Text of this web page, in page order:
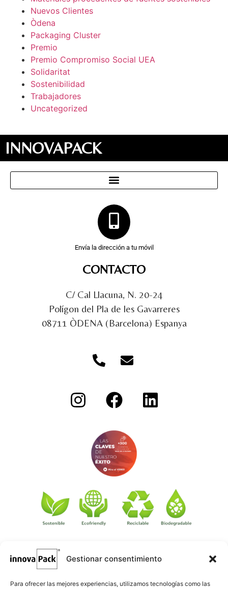
Gestionar consentimiento
Para ofrecer las mejores experiencias, utilizamos tecnologías como las
Nuevos Clientes
Òdena
Packaging Cluster
Premio
Premio Compromiso Social UEA
Solidaritat
Sostenibilidad
Trabajadores
Uncategorized
INNOVAPACK
Envía la dirección a tu móvil
CONTACTO
C/ Cal Llacuna, N. 20-24
Polígon del Pla de les Gavarreres
08711 ÒDENA (Barcelona) Espanya
©·Créditos: Redacción: Innovapack · Diseño e implementación
web: Manel Caparrós · Servidores y publicación:
Contenido blog: conten.blog